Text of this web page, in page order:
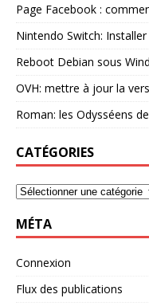
Page Facebook :
Nintendo Switch:
Reboot Debian sous
OVH: mettre à jour la
Roman: les Odysséens
CATÉGORIES
MÉTA
Connexion
Flux des publications